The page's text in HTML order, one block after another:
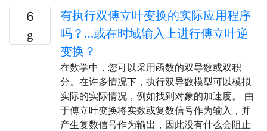
6
有执行双傅立叶变换的实际应用程序
吗？…或在时域输入上进行傅立叶逆
变换？
在数学中，您可以采用函数的双导数或双积
分。在许多情况下，执行双导数模型可以模拟
实际的实际情况，例如找到对象的加速度。 由
于傅立叶变换将实数或复数信号作为输入，并
产生复数信号作为输出，因此没有什么会阻止